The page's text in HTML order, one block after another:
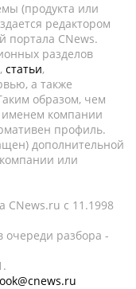
(продукта или
редактором
портала CNews.
разделов
статьи,
а также
образом, чем
именем компании
профиль.
дополнительной
или
CNews.ru c 11.1998
очереди разбора -